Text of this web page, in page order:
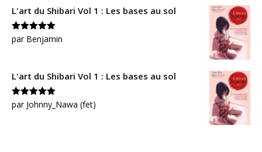
L'art du Shibari Vol 1 : Les bases au sol
Note 5sur
5
par Benjamin
L'art du Shibari Vol 1 : Les bases au sol
Note5sur
5
par Johnny_Nawa (fet)